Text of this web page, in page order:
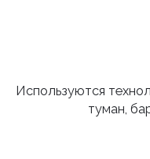
Используются
туман,